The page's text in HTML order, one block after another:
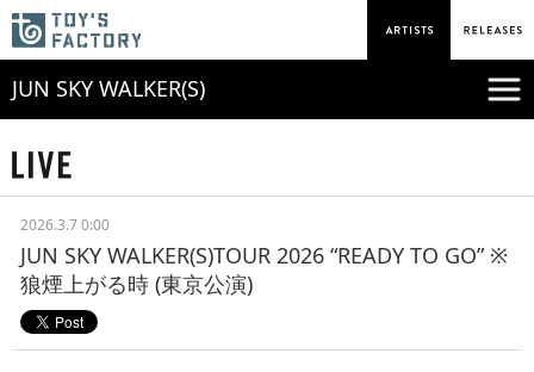
JUN SKY WALKER(S)
2026.3.7 0:00
JUN SKY WALKER(S)TOUR 2026 “READY TO GO” ※
狼煙上がる時 (東京公演)